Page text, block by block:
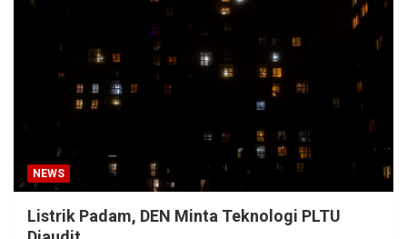
NEWS
Listrik Padam, DEN Minta Teknologi PLTU